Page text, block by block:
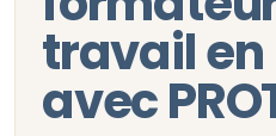
travail
avec